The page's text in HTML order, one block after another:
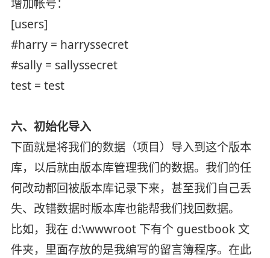
增加帐号：
[users]
#harry = harryssecret
#sally = sallyssecret
test = test
六、初始化导入
下面就是将我们的数据（项目）导入到这个版本
库，以后就由版本库管理我们的数据。我们的任
何改动都回被版本库记录下来，甚至我们自己丢
失、改错数据时版本库也能帮我们找回数据。
比如，我在 d:\wwwroot 下有个 guestbook 文
件夹，里面存放的是我编写的留言簿程序。在此